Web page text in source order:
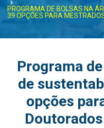
PROGRAMA DE BOLSAS NA
39 OPÇÕES PARA
Programa
de
opções